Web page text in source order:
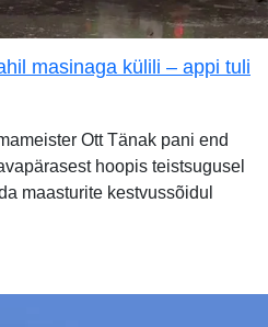
masinaga külili – appi tuli
Ott Tänak pani end
hoopis teistsugusel
maasturite kestvussõidul